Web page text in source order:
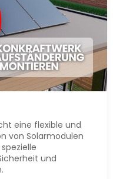
eine flexible und
von Solarmodulen
und